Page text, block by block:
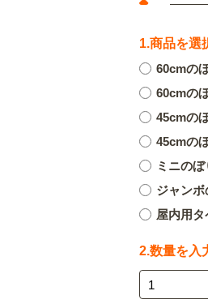
1.商品を選
60cmの
60cmの
45cmの
45cmの
ミニの
ジャン
屋内用
2.数量を入